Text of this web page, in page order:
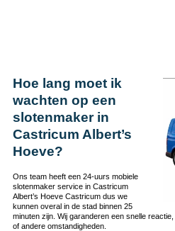
Hoe lang moet ik
wachten op een
slotenmaker in
Castricum Albert’s
Hoeve?
Ons team heeft een 24-uurs mobiele
slotenmaker service in Castricum
Albert’s Hoeve Castricum dus we
kunnen overal in de stad binnen 25
minuten zijn. Wij garanderen een snelle
of andere omstandigheden.